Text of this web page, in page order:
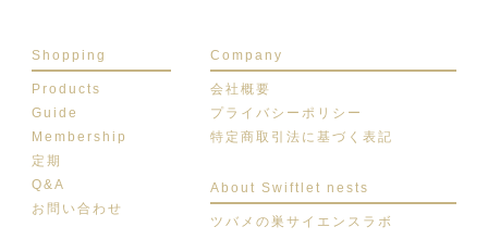
Shopping
Products
Guide
Membership
定期
Q&A
お問い合わせ
Company
会社概要
プライバシーポリシー
特定商取引法に基づく表記
About Swiftlet nests
ツバメの巣サイエンスラボ